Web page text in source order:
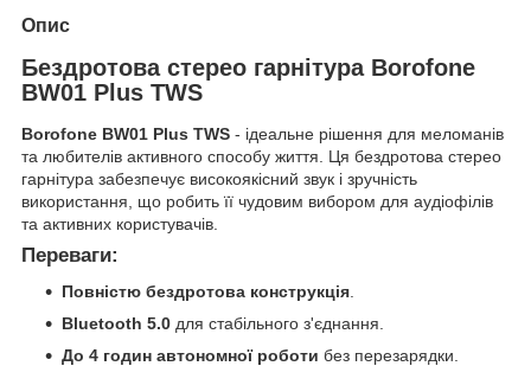
Опис
Бездротова стерео гарнітура Borofone
BW01 Plus TWS
Borofone BW01 Plus TWS - ідеальне рішення для меломанів
та любителів активного способу життя. Ця бездротова стерео
гарнітура забезпечує високоякісний звук і зручність
використання, що робить її чудовим вибором для аудіофілів
та активних користувачів.
Переваги:
Повністю бездротова конструкція.
Bluetooth 5.0 для стабільного з'єднання.
До 4 годин автономної роботи без перезарядки.